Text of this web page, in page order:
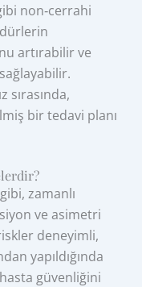
non‑cerrahi
artırabilir ve
sırasında,
bir tedavi planı
zamanlı
ve asimetri
deneyimli,
yapıldığında
güvenliğini